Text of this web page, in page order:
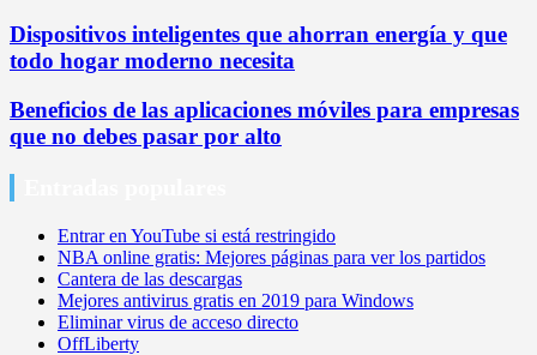
Dispositivos inteligentes que ahorran energía y que
todo hogar moderno necesita
Beneficios de las aplicaciones móviles para empresas
que no debes pasar por alto
Entrar en YouTube si está restringido
NBA online gratis: Mejores páginas para ver los partidos
Cantera de las descargas
Mejores antivirus gratis en 2019 para Windows
Eliminar virus de acceso directo
OffLiberty